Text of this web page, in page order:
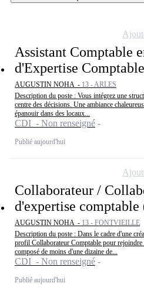
Assistant Comptable
d'Expertise
AUGUSTIN NOHA - 13 - ARLES
Description du poste : Vous intégrez une
centre des décisions. Une ambiance
épanouir dans des locaux...
CDI - Non renseigné
Publié aujourd'hui
Collaborateur /
d'expertise comptable
AUGUSTIN NOHA - 13 - FONTVIEILLE
Description du poste : Dans le cadre d'une
profil Collaborateur Comptable pour rejoindre
composé de moins d'une dizaine de...
CDI - Non renseigné
Publié aujourd'hui